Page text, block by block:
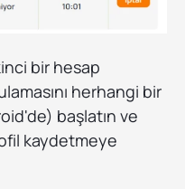
bir hesap
herhangi bir
başlatın ve
kaydetmeye